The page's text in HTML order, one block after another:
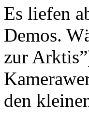
Es liefen
Demos.
zur
den